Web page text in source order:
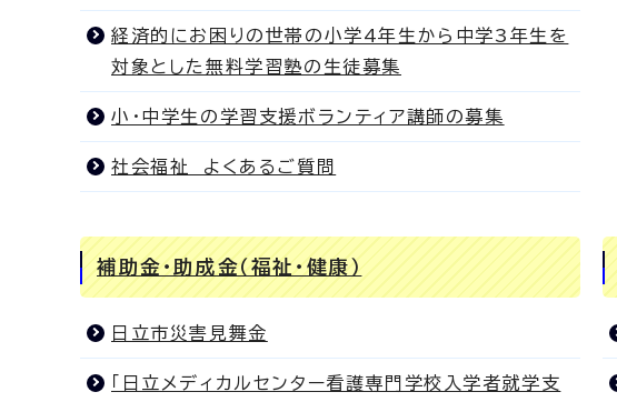
経済的にお困りの世帯の小学4年生から中学3年生を
対象とした無料学習塾の生徒募集
小・中学生の学習支援ボランティア講師の募集
社会福祉 よくあるご質問
補助金・助成金（福祉・健康）
日立市災害見舞金
「日立メディカルセンター看護専門学校入学者就学支